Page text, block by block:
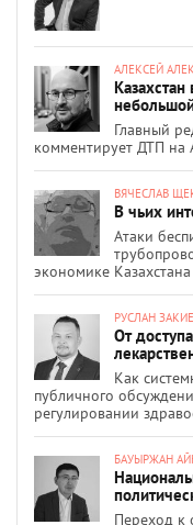
АЛЕКСЕЙ
Главный
комментирует ДТП на
ВЯЧЕСЛАВ
В чьих
Атаки
экономике Казахстана
РУСЛАН
От
Как
публичного
регулировании
БАУЫРЖАН
Переход к